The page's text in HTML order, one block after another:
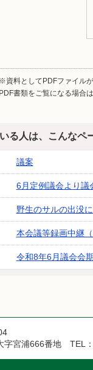
※資料としてPDFファイル
PDF書類をご覧になる場合
る人は、こんなペ
議案
6月定例議会より議
野生のサルの出没
本会議等録画中継（
令和8年6月議会会
字宮浦666番地 TEL